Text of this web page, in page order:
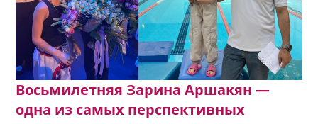
Восьмилетняя Зарина Аршакян —
одна из самых перспективных